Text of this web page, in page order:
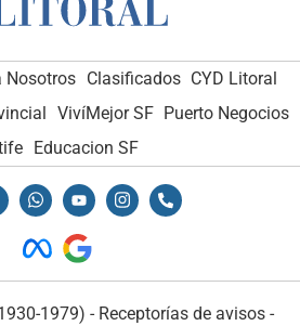
Nosotros Clasificados CYD Litoral
VivíMejor SF Puerto Negocios
Educacion SF
1979) - Receptorías de avisos -